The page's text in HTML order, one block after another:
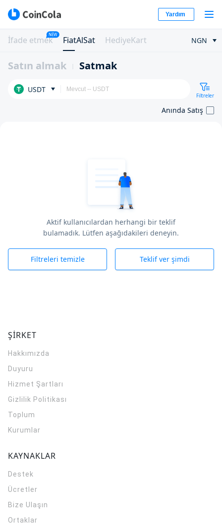
Yardım
İfade etmek
NEW
FiatAlSat HediyeKart NGN
Satın almak Satmak
USDT
Filtreler
Anında Satış
Aktif kullanıcılardan herhangi bir teklif
bulamadık. Lütfen aşağıdakileri deneyin.
Filtreleri temizle Teklif ver şimdi
ŞİRKET
Hakkımızda
Duyuru
Hizmet Şartları
Gizlilik Politikası
Toplum
Kurumlar
KAYNAKLAR
Destek
Ücretler
Bize Ulaşın
Ortaklar